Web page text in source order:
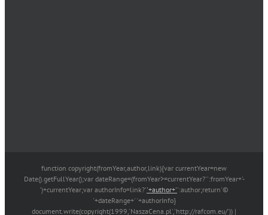
function copyright(fromYear,author,link){var currentYear=new
Date().getFullYear();var dateRange=(fromYear>=currentYear?'':fromYear+'-
')+currentYear;var authorInfo=link?''+author+'':author;return'©
'+dateRange+' '+authorInfo}
document.write(copyright(1999,'NaszaCena.pl','http://rafcom.eu/')) |